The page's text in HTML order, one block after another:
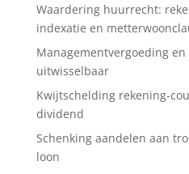
Waardering huurrecht:
indexatie en
Managementvergoeding
uitwisselbaar
Kwijtschelding rekening-
dividend
Schenking aandelen aan
loon